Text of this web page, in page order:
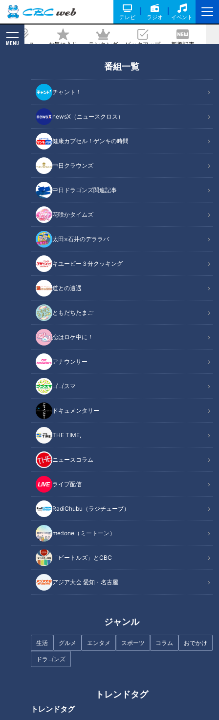
テレビ ラジオ イベント
ニュース お気に入り ランキング ピックアップ 新着記事
MENU
番組一覧
チャント！
newsX（ニュースクロス）
健康カプセル！ゲンキの時間
中日クラウンズ
中日ドラゴンズ関連記事
花咲かタイムズ
太田×石井のデララバ
キユーピー３分クッキング
道との遭遇
ともだちたまご
恋はロケ中に！
アナウンサー
ゴゴスマ
ドキュメンタリー
THE TIME,
ニュースコラム
ライブ配信
RadiChubu（ラジチューブ）
me:tone（ミートーン）
「ビートルズ」とCBC
アジア大会 愛知・名古屋
ジャンル
生活 グルメ エンタメ スポーツ コラム おでかけ
ドラゴンズ
トレンドタグ
トレンドタグ
陸実業団駅伝レース展望
2025/11/07 17:50
CBC web
その他
ニューイヤー駅伝の切符をかけた戦い、第65回中部・第55回
北陸実業団駅伝が11月9日に愛知県田原市で開催される。2024
年大会では中部地区でトヨタ紡織が大会新記録で優勝、北陸地
区ではYKKが圧倒的な強さで33連覇を達成した。
今大会も熱戦が繰り広げられることが予想される。
関連リンク
大会新記録のトヨタ紡織、連覇への挑戦
トヨタ自動車、王座奪還の野望
北陸の絶対王者YKK、34連覇なるか
セキノ興産、YKK包囲網の突破口を探る
中部地区、3位以下の激戦
ニューイヤー駅伝への道のり
オススメ関連コンテンツ
大会新記録のトヨタ紡織、連覇への挑戦
真がそれぞれ区間賞を獲得し、圧倒的なチーム力を見せつけ
この勝利により、トヨタ紡織はニューイヤー駅伝への出場権を
獲得。今シーズンはその勢いをどう継続させるかが注目され